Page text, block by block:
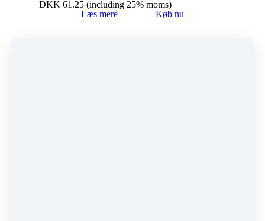
DKK 61.25 (including 25% moms)
Læs mere
Køb nu